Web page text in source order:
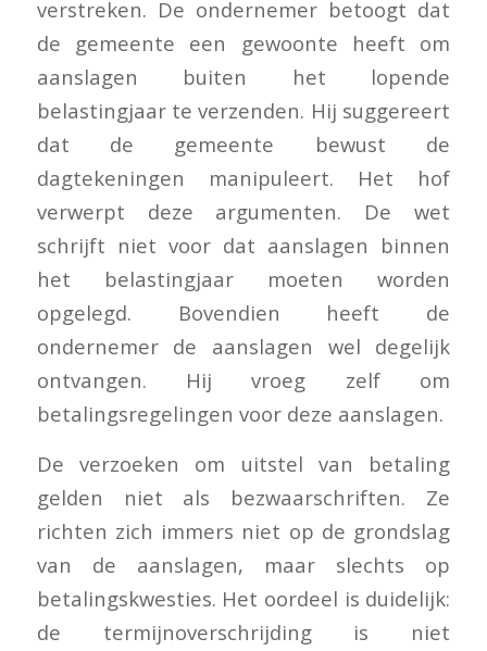
verstreken. De ondernemer betoogt dat
de gemeente een gewoonte heeft om
aanslagen buiten het lopende
belastingjaar te verzenden. Hij suggereert
dat de gemeente bewust de
dagtekeningen manipuleert. Het hof
verwerpt deze argumenten. De wet
schrijft niet voor dat aanslagen binnen
het belastingjaar moeten worden
opgelegd. Bovendien heeft de
ondernemer de aanslagen wel degelijk
ontvangen. Hij vroeg zelf om
betalingsregelingen voor deze aanslagen.
De verzoeken om uitstel van betaling
gelden niet als bezwaarschriften. Ze
richten zich immers niet op de grondslag
van de aanslagen, maar slechts op
betalingskwesties. Het oordeel is duidelijk:
de termijnoverschrijding is niet